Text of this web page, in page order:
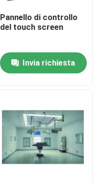
Pannello di controllo
del touch screen
Invia richiesta